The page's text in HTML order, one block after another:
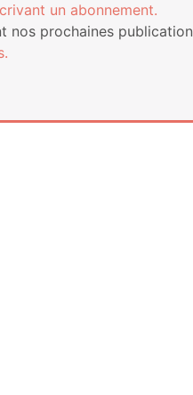
un abonnement.
pro­chaines